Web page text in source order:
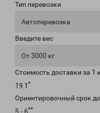
Тип перевозки
Автоперевозка
Введите вес
От 3000 кг
Стоимость доставки за
19.1 *
Ориентировочный срок
5 - 6**